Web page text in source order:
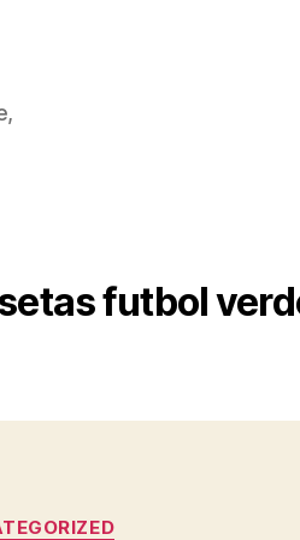
futbol
Categorías